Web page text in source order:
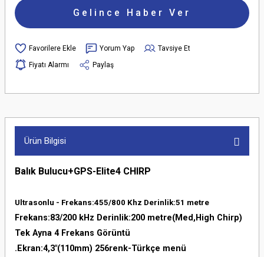
Gelince Haber Ver
Yorum Yap
Tavsiye Et
Fiyatı Alarmı
Paylaş
Ürün Bilgisi
Balık Bulucu+GPS-Elite4 CHIRP
Ultrasonlu - Frekans:455/800 Khz Derinlik:51 metre
Frekans:83/200 kHz Derinlik:200 metre(Med,High Chirp)
Tek Ayna 4 Frekans Görüntü
.Ekran:4,3"(110mm) 256renk-Türkçe menü